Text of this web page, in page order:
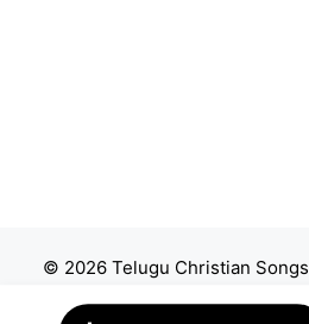
© 2026 Telugu Christian Songs